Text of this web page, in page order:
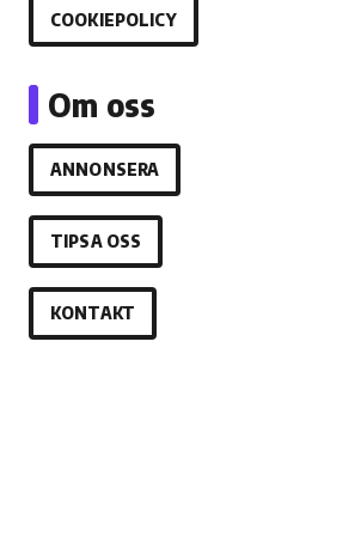
COOKIEPOLICY
Om oss
ANNONSERA
TIPSA OSS
KONTAKT